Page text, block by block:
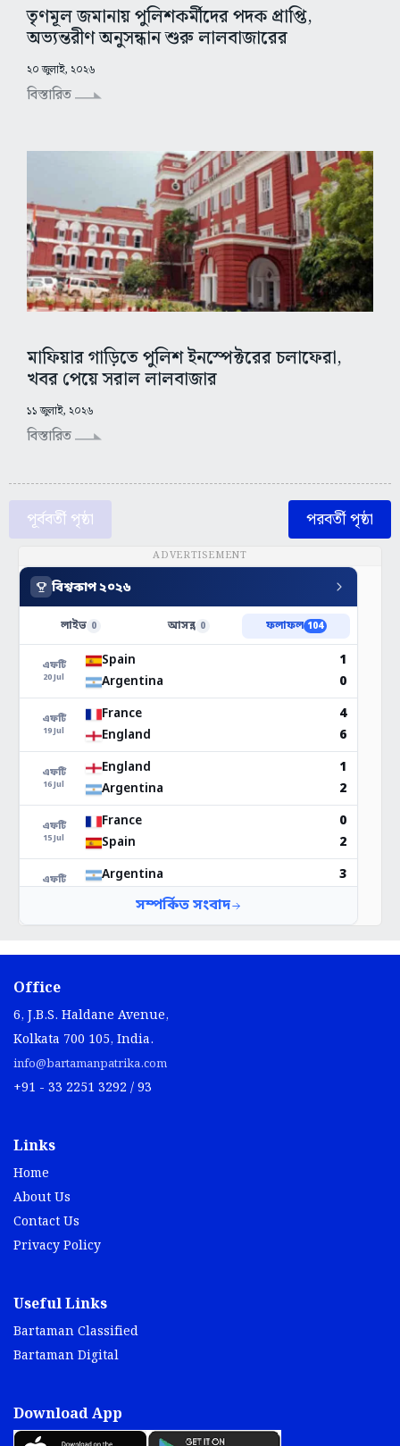
তৃণমূল জমানায় পুলিশকর্মীদের পদক প্রাপ্তি,
অভ্যন্তরীণ অনুসন্ধান শুরু লালবাজারের
২০ জুলাই, ২০২৬
বিস্তারিত
মাফিয়ার গাড়িতে পুলিশ ইনস্পেক্টরের চলাফেরা,
খবর পেয়ে সরাল লালবাজার
১১ জুলাই, ২০২৬
বিস্তারিত
পূর্ববর্তী পৃষ্ঠা পরবর্তী পৃষ্ঠা
ADVERTISEMENT
Office
6, J.B.S. Haldane Avenue,
Kolkata 700 105, India.
info@bartamanpatrika.com
+91 - 33 2251 3292 / 93
Links
Home
About Us
Contact Us
Privacy Policy
Useful Links
Bartaman Classified
Bartaman Digital
Download App